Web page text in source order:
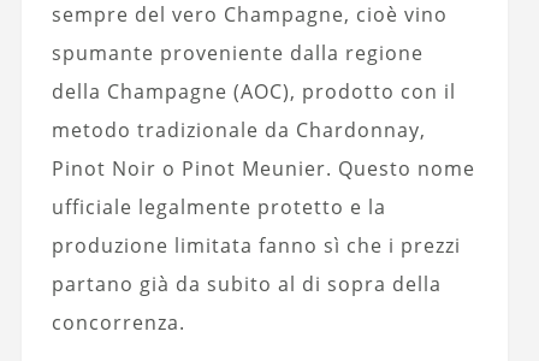
sempre del vero Champagne, cioè vino
spumante proveniente dalla regione
della Champagne (AOC), prodotto con il
metodo tradizionale da Chardonnay,
Pinot Noir o Pinot Meunier. Questo nome
ufficiale legalmente protetto e la
produzione limitata fanno sì che i prezzi
partano già da subito al di sopra della
concorrenza.